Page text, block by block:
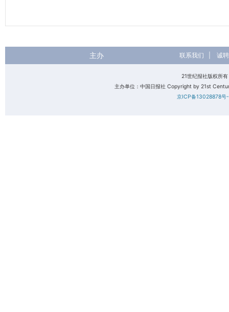
主办 联系我们 诚
21世纪报社版权所
主办单位：中国日报社 Copyright by 21st
京ICP备13028878号